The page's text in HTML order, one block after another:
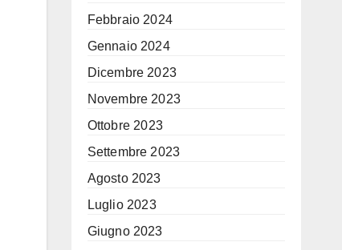
Febbraio 2024
Gennaio 2024
Dicembre 2023
Novembre 2023
Ottobre 2023
Settembre 2023
Agosto 2023
Luglio 2023
Giugno 2023